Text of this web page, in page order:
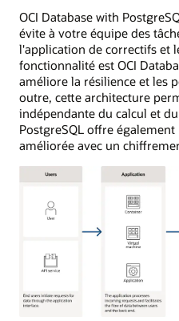
OCI Database with
évite à votre équipe des
l'application de correctifs et
fonctionnalité est OCI
améliore la résilience et les
outre, cette architecture
indépendante du calcul et
PostgreSQL offre
améliorée avec un